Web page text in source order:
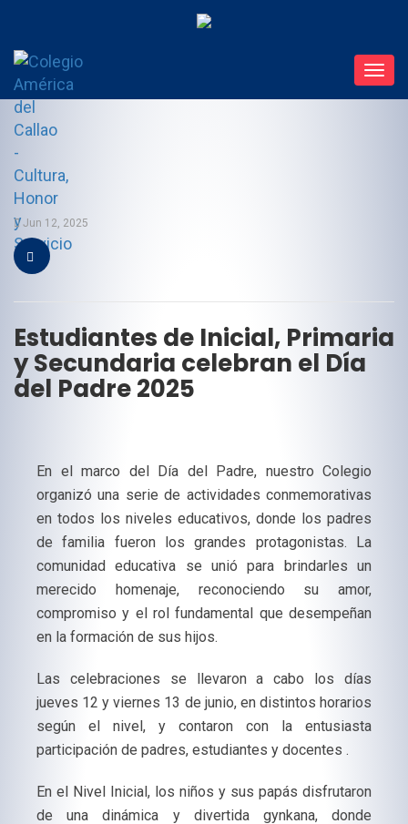
Jun 12, 2025
Estudiantes de Inicial, Primaria
y Secundaria celebran el Día
del Padre 2025
En el marco del Día del Padre, nuestro Colegio
organizó una serie de actividades conmemorativas
en todos los niveles educativos, donde los padres
de familia fueron los grandes protagonistas. La
comunidad educativa se unió para brindarles un
merecido homenaje, reconociendo su amor,
compromiso y el rol fundamental que desempeñan
en la formación de sus hijos.
Las celebraciones se llevaron a cabo los días
jueves 12 y viernes 13 de junio, en distintos horarios
según el nivel, y contaron con la entusiasta
participación de padres, estudiantes y docentes .
En el Nivel Inicial, los niños y sus papás disfrutaron
de una dinámica y divertida gynkana, donde